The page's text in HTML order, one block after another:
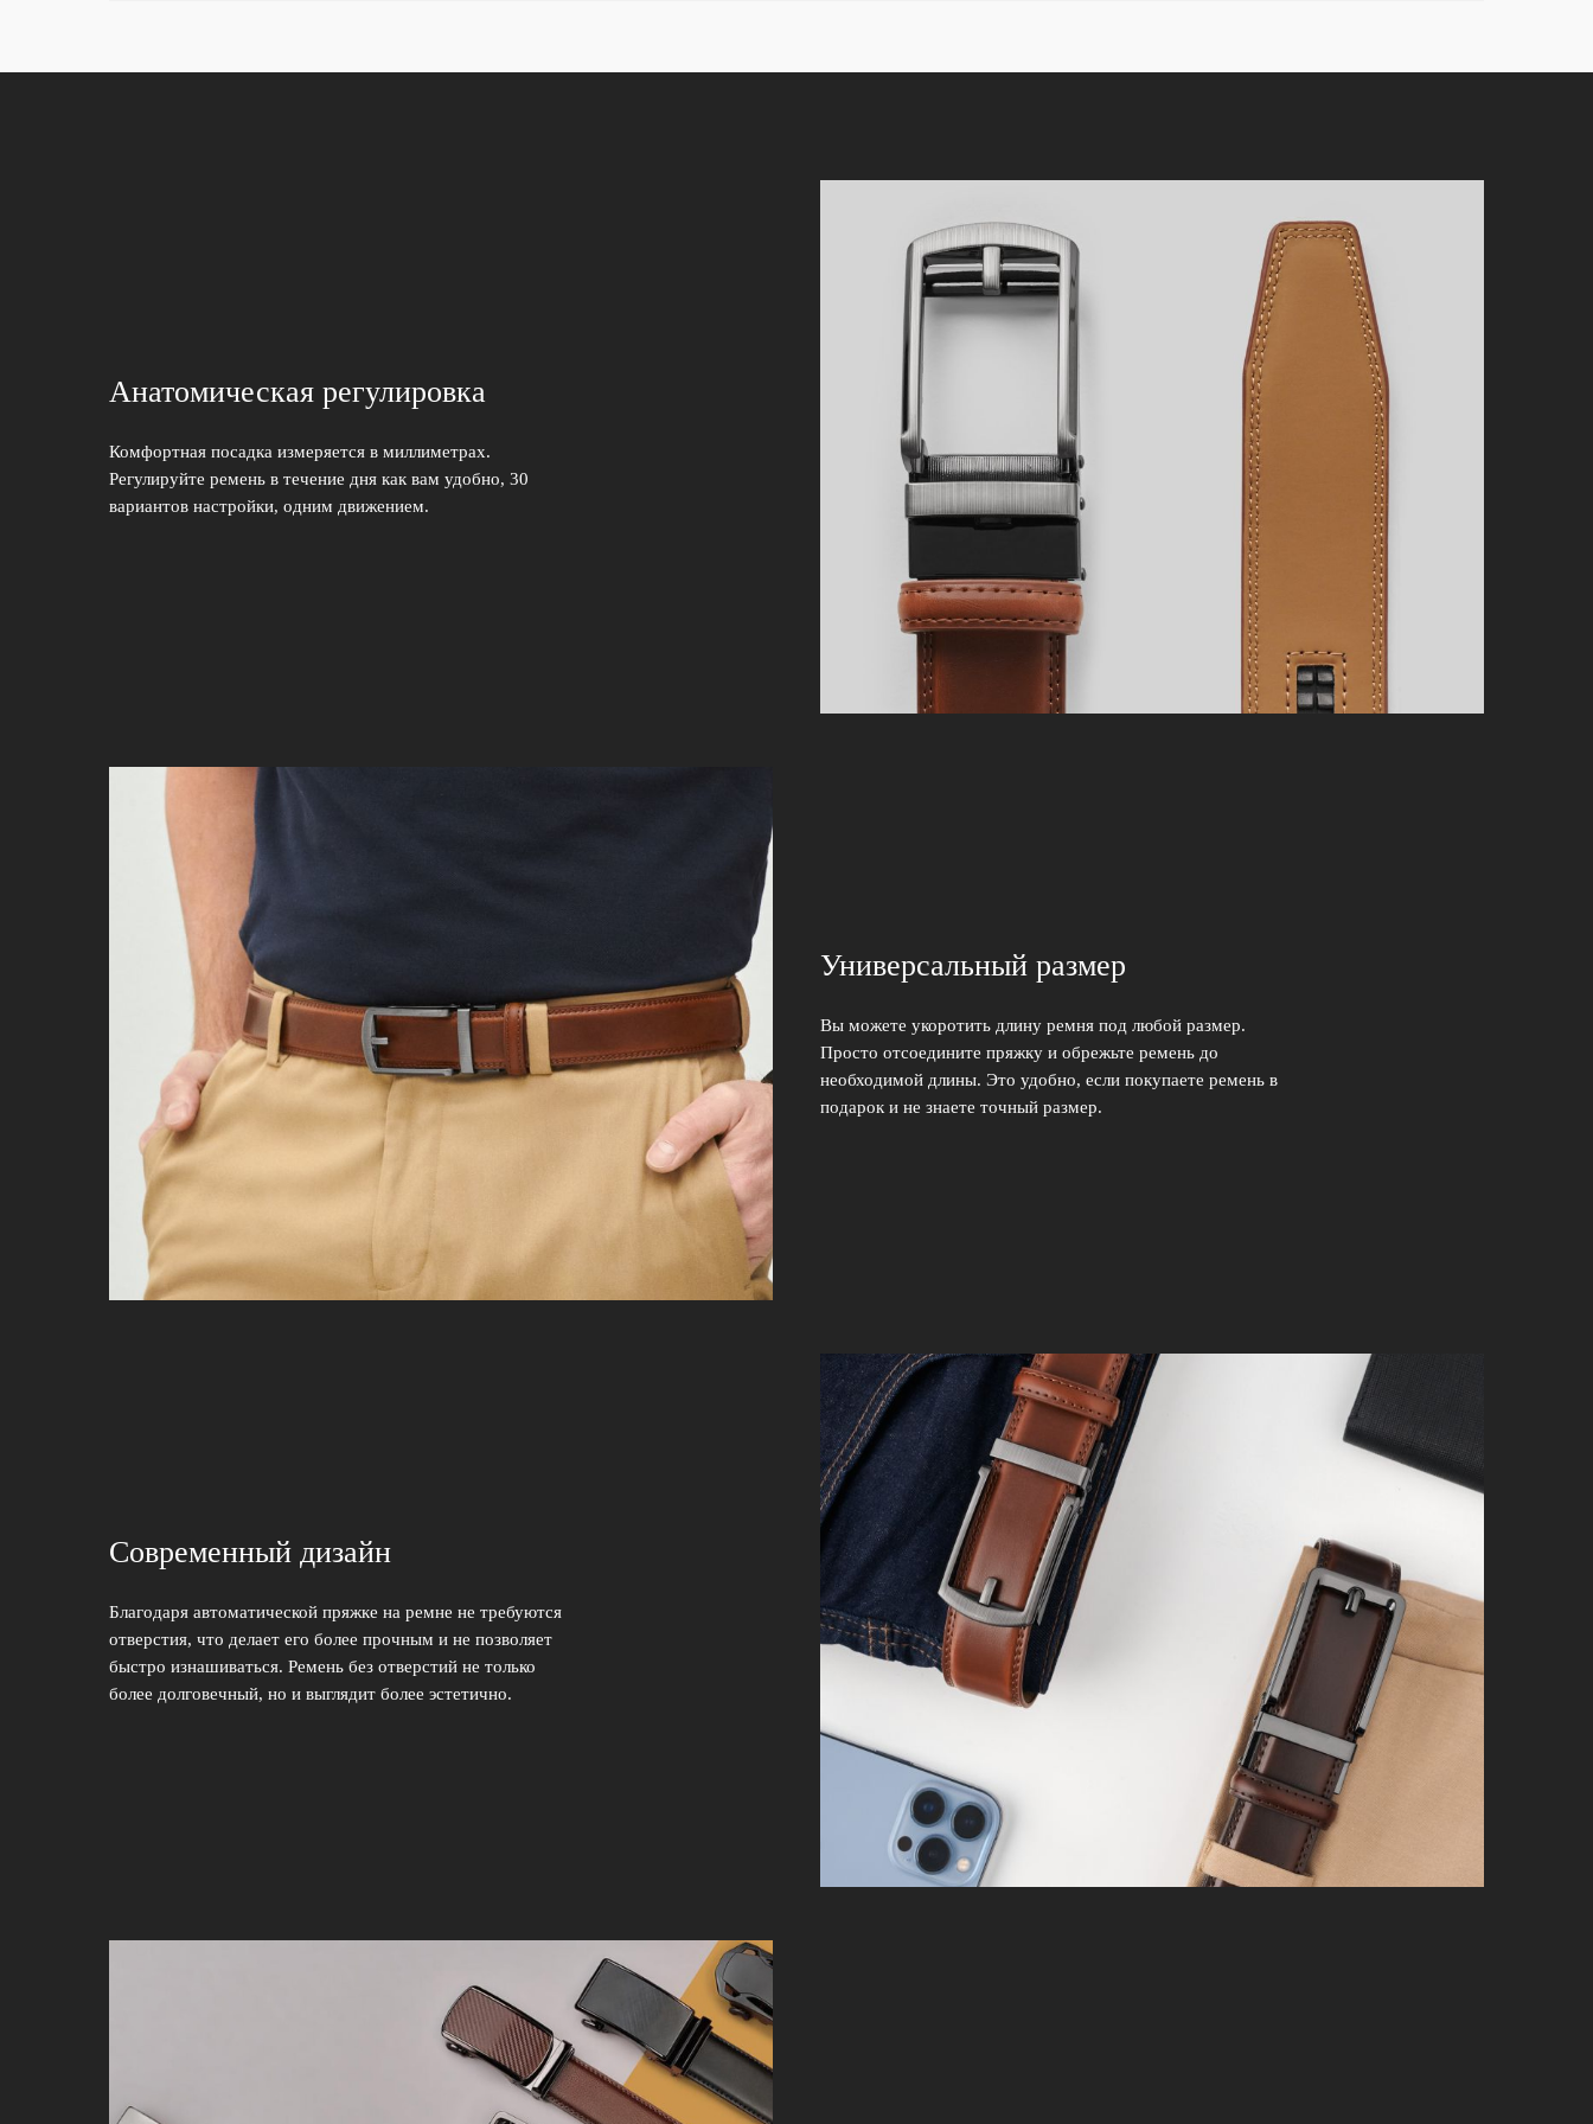
Анатомическая регулировка
Комфортная посадка измеряется в миллиметрах.
Регулируйте ремень в течение дня как вам удобно, 30
вариантов настройки, одним движением.
Универсальный размер
Вы можете укоротить длину ремня под любой размер.
Просто отсоедините пряжку и обрежьте ремень до
необходимой длины. Это удобно, если покупаете ремень в
подарок и не знаете точный размер.
Современный дизайн
Благодаря автоматической пряжке на ремне не требуются
отверстия, что делает его более прочным и не позволяет
быстро изнашиваться. Ремень без отверстий не только
более долговечный, но и выглядит более эстетично.